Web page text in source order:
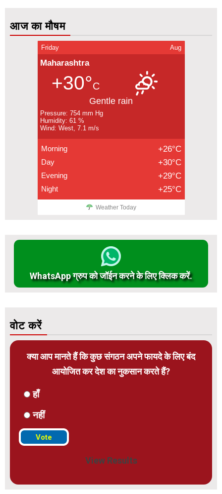
आज का मौषम
Friday Aug
Maharashtra
+30°C
Gentle rain
Pressure: 754 mm Hg
Humidity: 61 %
Wind: West, 7.1 m/s
Morning +26°C
Day +30°C
Evening +29°C
Night +25°C
Weather Today
WhatsApp ग्रुप को जॉईन करने के लिए क्लिक करें.
वोट करें
क्या आप मानते हैं कि कुछ संगठन अपने फायदे के लिए बंद
आयोजित कर देश का नुकसान करते हैं?
हाँ
नहीं
View Results